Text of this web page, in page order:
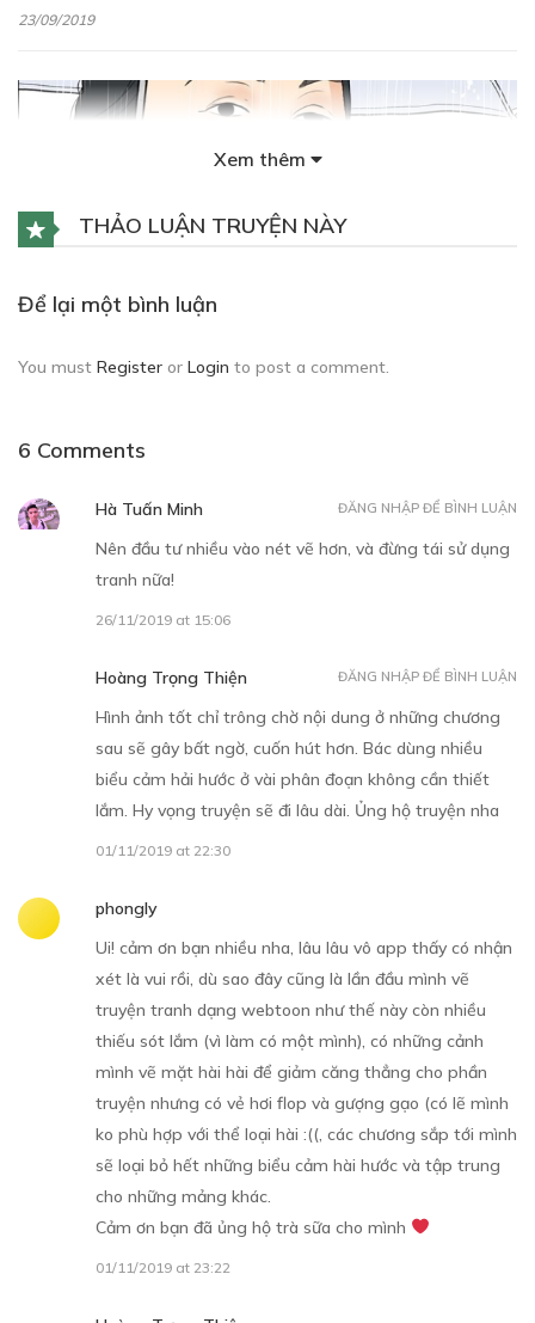
23/09/2019
01/10/2019
CHƯƠNG 3
CHƯƠNG 4
14/10/2019
Free
CHƯƠNG 5
Free
Xem thêm
THẢO LUẬN TRUYỆN NÀY
Để lại một bình luận
You must Register or Login to post a comment.
6 Comments
Hà Tuấn Minh
Nên đầu tư nhiều vào nét vẽ hơn, và đừng tái sử dụng
tranh nữa!
26/11/2019 at 15:06
ĐĂNG NHẬP ĐỂ BÌNH LUẬN
Hoàng Trọng Thiện
Hình ảnh tốt chỉ trông chờ nội dung ở những chương
sau sẽ gây bất ngờ, cuốn hút hơn. Bác dùng nhiều
biểu cảm hải hước ở vài phân đoạn không cần thiết
lắm. Hy vọng truyện sẽ đi lâu dài. Ủng hộ truyện nha
01/11/2019 at 22:30
ĐĂNG NHẬP ĐỂ BÌNH LUẬN
phongly
Ui! cảm ơn bạn nhiều nha, lâu lâu vô app thấy có nhận
xét là vui rồi, dù sao đây cũng là lần đầu mình vẽ
truyện tranh dạng webtoon như thế này còn nhiều
thiếu sót lắm (vì làm có một mình), có những cảnh
mình vẽ mặt hài hài để giảm căng thẳng cho phần
truyện nhưng có vẻ hơi flop và gượng gạo (có lẽ mình
ko phù hợp với thể loại hài :((, các chương sắp tới mình
sẽ loại bỏ hết những biểu cảm hài hước và tập trung
cho những mảng khác.
Cảm ơn bạn đã ủng hộ trà sữa cho mình
01/11/2019 at 23:22